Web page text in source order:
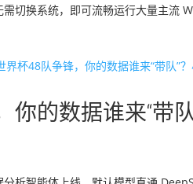
切换系统，即可流畅运行大量主流
你的数据谁来“带